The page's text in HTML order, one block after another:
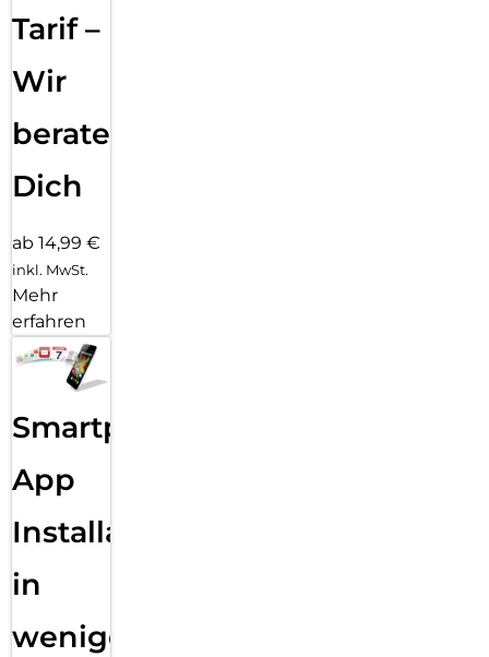
Tarif –
Wir
beraten
Dich
ab 14,99 €
inkl. MwSt.
Mehr
erfahren
Smartphone
App
Installation
in
wenigen